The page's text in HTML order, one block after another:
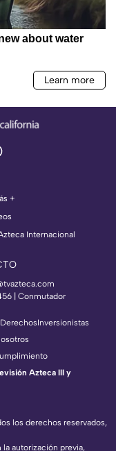
+
Internacional
| Conmutador
los derechos reservados,
autorización previa,
DerechosInversionistas
Azteca III y